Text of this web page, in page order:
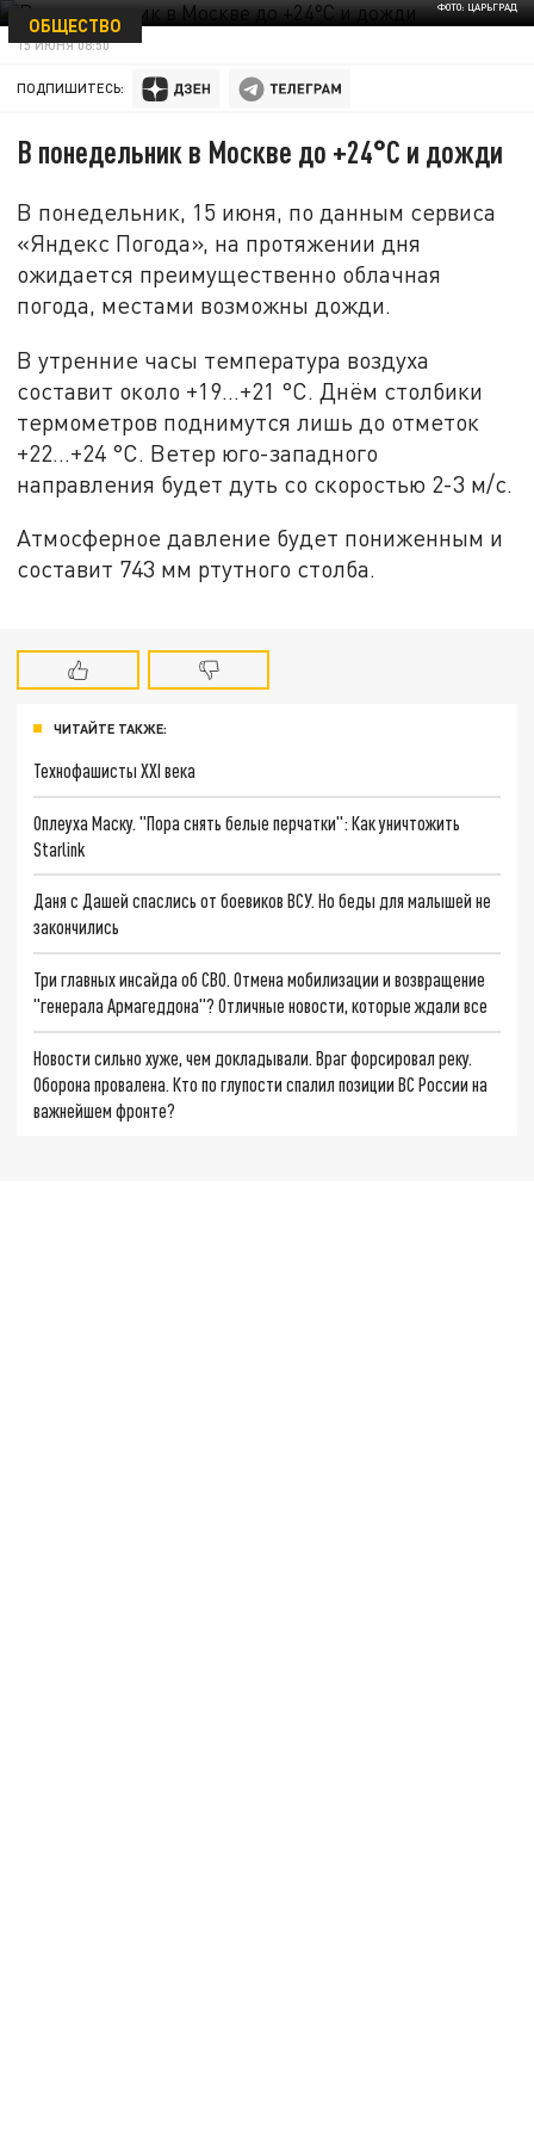
ФОТО: ЦАРЬГРАД
ОБЩЕСТВО
15 ИЮНЯ 08:50
ПОДПИШИТЕСЬ:
В понедельник в Москве до +24°С и дожди
В понедельник, 15 июня, по данным сервиса
«Яндекс Погода», на протяжении дня
ожидается преимущественно облачная
погода, местами возможны дожди.
В утренние часы температура воздуха
составит около +19…+21 °С. Днём столбики
термометров поднимутся лишь до отметок
+22…+24 °С. Ветер юго-западного
направления будет дуть со скоростью 2-3 м/с.
Атмосферное давление будет пониженным и
составит 743 мм ртутного столба.
ЧИТАЙТЕ ТАКЖЕ:
Технофашисты XXI века
Оплеуха Маску. "Пора снять белые перчатки": Как уничтожить
Starlink
Даня с Дашей спаслись от боевиков ВСУ. Но беды для малышей не
закончились
Три главных инсайда об СВО. Отмена мобилизации и возвращение
"генерала Армагеддона"? Отличные новости, которые ждали все
Новости сильно хуже, чем докладывали. Враг форсировал реку.
Оборона провалена. Кто по глупости спалил позиции ВС России на
важнейшем фронте?